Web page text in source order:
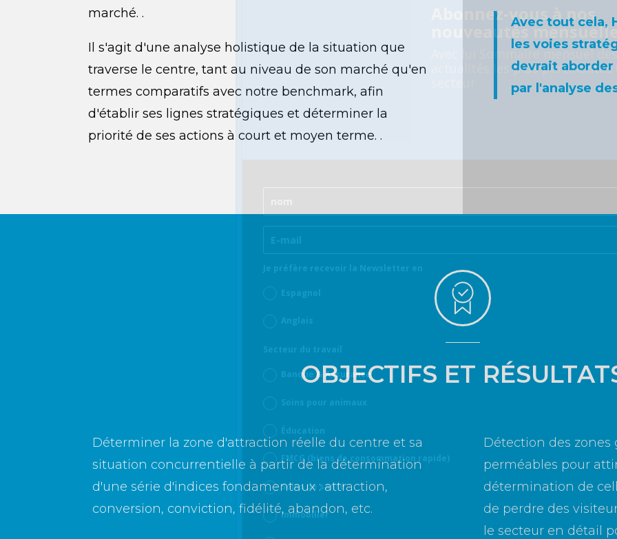
marché. .
Il s'agit d'une analyse holistique de la situation que
traverse le centre, tant au niveau de son marché qu'en
termes comparatifs avec notre benchmark, afin
d'établir ses lignes stratégiques et déterminer la
priorité de ses actions à court et moyen terme. .
Avec tout cela,
les voies
devrait aborder
par l'analyse
OBJECTIFS ET
Déterminer la zone d'attraction réelle du centre et sa
situation concurrentielle à partir de la détermination
d'une série d'indices fondamentaux : attraction,
conversion, conviction, fidélité, abandon, etc.
Détection des
perméables pour
détermination de
de perdre des
le secteur en détail
Abonnez-vous à nos
nouveautés
Sommaire mensueldes
actualités les plus pertinentes
Banque & Assurance
FMCG (biens de consommation rapide)
Soins de santé
Immobilier